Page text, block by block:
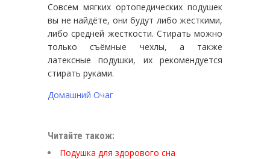
Совсем мягких ортопедических подушек
вы не найдёте, они будут либо жесткими,
либо средней жесткости. Стирать можно
только съёмные чехлы, а также
латексные подушки, их рекомендуется
стирать руками.
Домашний Очаг
Читайте також:
Подушка для здорового сна